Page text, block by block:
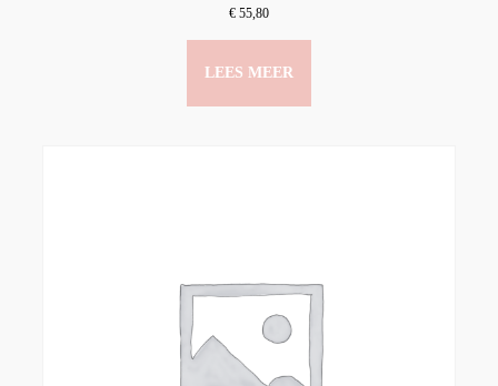
€ 55,80
LEES MEER